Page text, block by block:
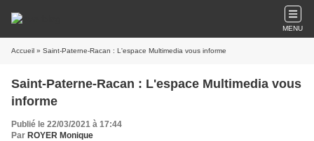
MENU
Accueil » Saint-Paterne-Racan : L'espace Multimedia vous informe
Saint-Paterne-Racan : L'espace Multimedia vous
informe
Publié le 22/03/2021 à 17:44
Par ROYER Monique